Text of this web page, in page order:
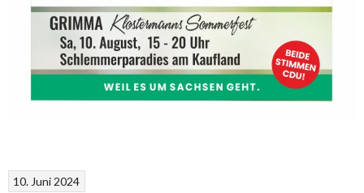
10. Juni 2024